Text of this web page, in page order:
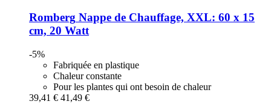
Romberg Nappe de Chauffage, XXL: 60 x 15
cm, 20 Watt
-5%
Fabriquée en plastique
Chaleur constante
Pour les plantes qui ont besoin de chaleur
39,41 € 41,49 €